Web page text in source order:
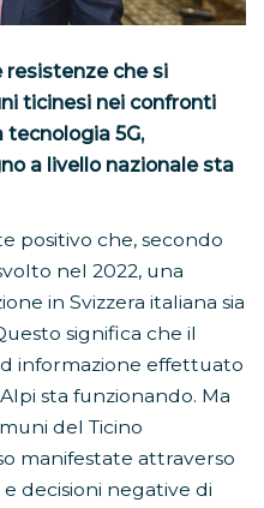
resistenze che si
ticinesi nei confronti
5G,
a livello nazionale sta
positivo che, secondo
nel 2022, una
in Svizzera italiana sia
significa che il
informazione effettuato
sta funzionando. Ma
del Ticino
manifestate attraverso
decisioni negative di